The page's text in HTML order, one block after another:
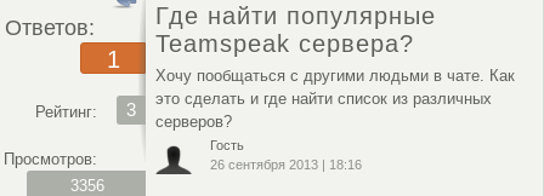
Ответов:
1
Рейтинг: 3
Просмотров:
3356
Где найти популярные
Teamspeak сервера?
Хочу пообщаться с другими людьми в чате. Как
это сделать и где найти список из различных
серверов?
Гость
26 сентября 2013 | 18:16